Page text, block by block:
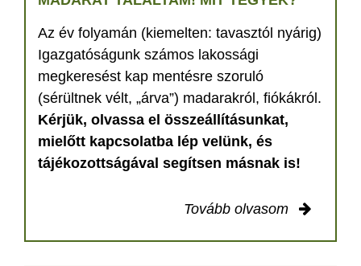
Az év folyamán (kiemelten: tavasztól nyárig)
Igazgatóságunk számos lakossági
megkeresést kap mentésre szoruló
(sérültnek vélt, „árva”) madarakról, fiókákról.
Kérjük, olvassa el összeállításunkat,
mielőtt kapcsolatba lép velünk, és
tájékozottságával segítsen másnak is!
Tovább olvasom